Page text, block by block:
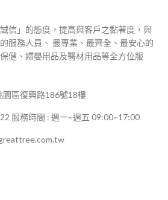
信」的態度，提高與客戶之黏著度，與
服務人員、 最專業、最齊全、最安心的
健、婦嬰用品及醫材用品等全方位服
園區復興路186號18樓
服務時間 : 週一~週五 09:00~17:00